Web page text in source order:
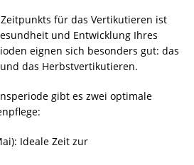
für das Vertikutieren ist
und Entwicklung Ihres
eignen sich besonders gut: das
das Herbstvertikutieren.
gibt es zwei optimale
Ideale Zeit zur